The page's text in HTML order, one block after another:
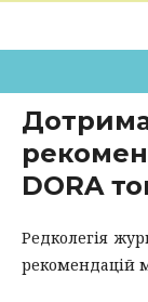
DORA
Редколегія
рекомендацій